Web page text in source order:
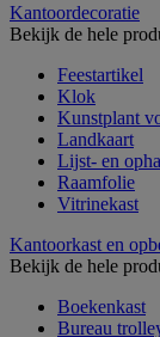
Kantoordecoratie
Bekijk de hele
Feestartikel
Klok
Kunstplant
Landkaart
Lijst- en
Raamfolie
Vitrinekast
Kantoorkast en
Bekijk de hele
Boekenkast
Bureau